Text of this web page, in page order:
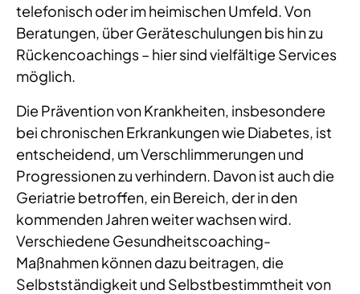
telefonisch oder im heimischen Umfeld. Von
Beratungen, über Geräteschulungen bis hin zu
Rückencoachings – hier sind vielfältige Services
möglich.
Die Prävention von Krankheiten, insbesondere
bei chronischen Erkrankungen wie Diabetes, ist
entscheidend, um Verschlimmerungen und
Progressionen zu verhindern. Davon ist auch die
Geriatrie betroffen, ein Bereich, der in den
kommenden Jahren weiter wachsen wird.
Verschiedene Gesundheitscoaching-
Maßnahmen können dazu beitragen, die
Selbstständigkeit und Selbstbestimmtheit von